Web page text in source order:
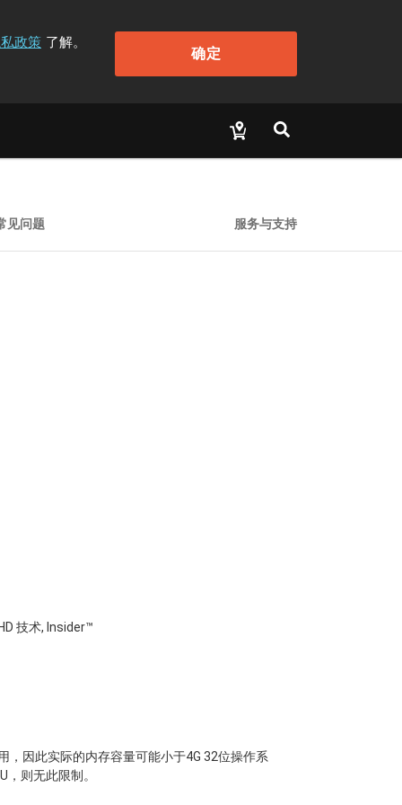
政策 了解。
确定
见问题 服务与支持
技术, Insider™
，因此实际的内存容量可能小于4G 32位操作系
则无此限制。